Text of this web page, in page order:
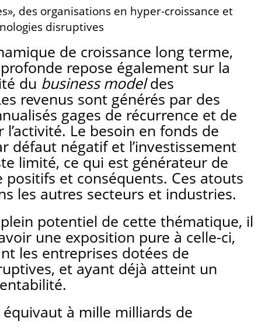
des organisations en hyper-croissance et
disruptives
de croissance long terme,
repose également sur la
du business modeldes
revenus sont générés par des
gages de récurrence et de
Le besoin en fonds de
défaut négatif et l’investissement
limité, ce qui est générateur de
et conséquents. Ces atouts
les autres secteurs et industries.
potentiel de cette thématique, il
une exposition pure à celle-ci,
les entreprises dotées de
et ayant déjà atteint un
à mille milliards de